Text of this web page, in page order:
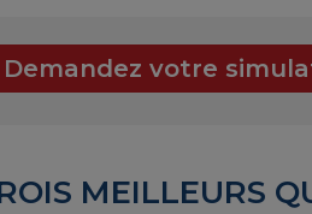
Demandez votre
MEILLEURS